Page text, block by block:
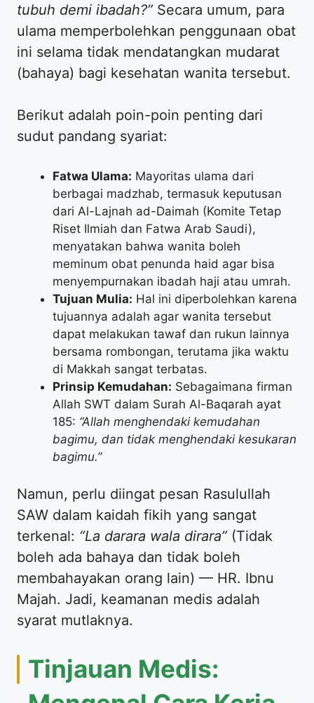
tubuh demi ibadah?” Secara umum, para
ulama memperbolehkan penggunaan obat
ini selama tidak mendatangkan mudarat
(bahaya) bagi kesehatan wanita tersebut.
​Berikut adalah poin-poin penting dari
sudut pandang syariat:
Fatwa Ulama: Mayoritas ulama dari
berbagai madzhab, termasuk keputusan
dari Al-Lajnah ad-Daimah (Komite Tetap
Riset Ilmiah dan Fatwa Arab Saudi),
menyatakan bahwa wanita boleh
meminum obat penunda haid agar bisa
menyempurnakan ibadah haji atau umrah.
Tujuan Mulia: Hal ini diperbolehkan karena
tujuannya adalah agar wanita tersebut
dapat melakukan tawaf dan rukun lainnya
bersama rombongan, terutama jika waktu
di Makkah sangat terbatas.
Prinsip Kemudahan: Sebagaimana firman
Allah SWT dalam Surah Al-Baqarah ayat
185: “Allah menghendaki kemudahan
bagimu, dan tidak menghendaki kesukaran
bagimu.”
​Namun, perlu diingat pesan Rasulullah
SAW dalam kaidah fikih yang sangat
terkenal: “La darara wala dirara” (Tidak
boleh ada bahaya dan tidak boleh
membahayakan orang lain) — HR. Ibnu
Majah. Jadi, keamanan medis adalah
syarat mutlaknya.
​Tinjauan Medis: